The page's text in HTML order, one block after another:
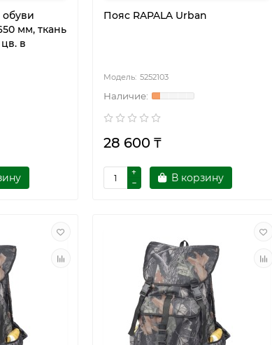
мм, ткань
в
Пояс RAPALA Urban
5252103
28 600 ₸
В корзину